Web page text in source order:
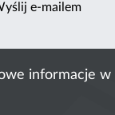
informacje w
e-mailem